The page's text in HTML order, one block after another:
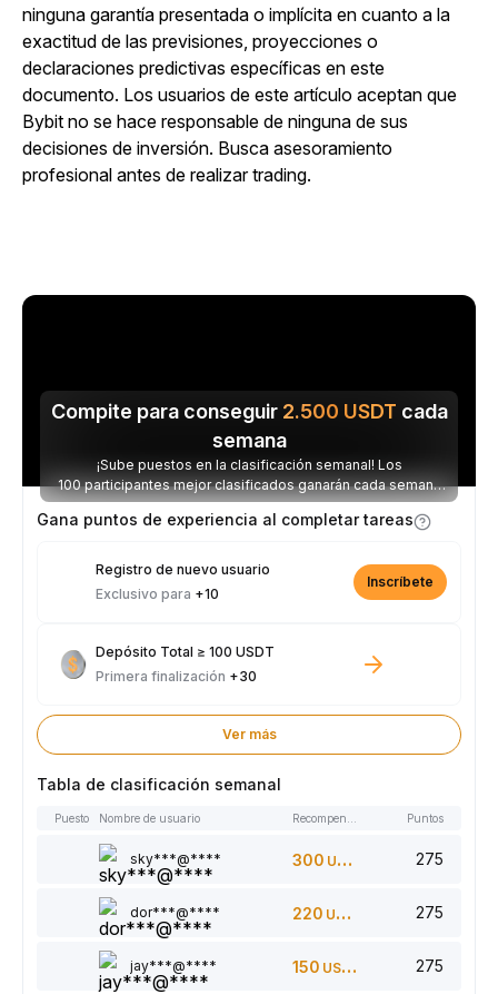
ninguna garantía presentada o implícita en cuanto a la
exactitud de las previsiones, proyecciones o
declaraciones predictivas específicas en este
documento. Los usuarios de este artículo aceptan que
Bybit no se hace responsable de ninguna de sus
decisiones de inversión. Busca asesoramiento
profesional antes de realizar trading.
Compite para conseguir 2.500 USDT cada
semana
¡Sube puestos en la clasificación semanal! Los
100 participantes mejor clasificados ganarán cada semana
parte de los 2.500 USDT disponibles.
Gana puntos de experiencia al completar tareas
Registro de nuevo usuario
Exclusivo para +10
Inscríbete
Depósito Total ≥ 100 USDT
Primera finalización +30
Ver más
Tabla de clasificación semanal
Puesto Nombre de usuario Puntos
sky***@**** 300 USDT 275
dor***@**** 220 USDT 275
jay***@**** 150 USDT 275